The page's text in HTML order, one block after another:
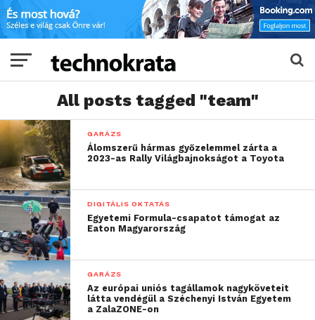
All posts tagged "team"
GARÁZS
Álomszerű hármas győzelemmel zárta a
2023-as Rally Világbajnokságot a Toyota
DIGITÁLIS OKTATÁS
Egyetemi Formula-csapatot támogat az
Eaton Magyarország
GARÁZS
Az európai uniós tagállamok nagyköveteit
látta vendégül a Széchenyi István Egyetem
a ZalaZONE-on